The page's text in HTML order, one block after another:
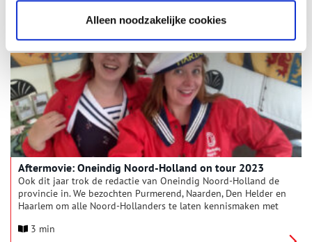
Alleen noodzakelijke cookies
proces, waar veel verschillende ambachtslieden bij betrokken
waren. Twee lakenloodjes in de collectie van het Nederlands
Vestingmuseum herinneren aan dit rijke verleden.
Aftermovie: Oneindig Noord-Holland on tour 2023
Ook dit jaar trok de redactie van Oneindig Noord-Holland de
provincie in. We bezochten Purmerend, Naarden, Den Helder en
Haarlem om alle Noord-Hollanders te laten kennismaken met
de tour en beleef onze avonturen mee!
3 min